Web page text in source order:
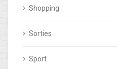
Shopping
Sorties
Sport